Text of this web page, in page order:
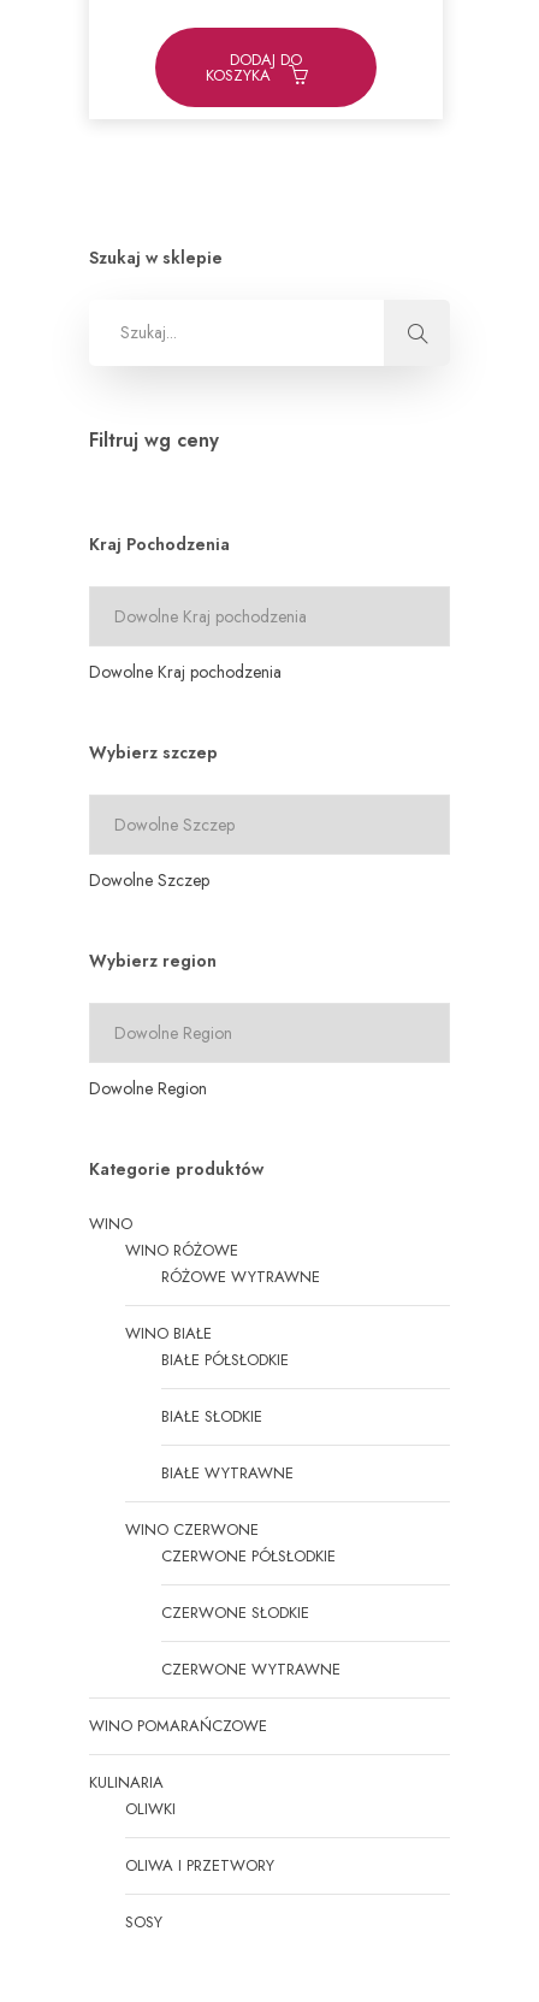
DODAJ DO
KOSZYKA
Szukaj w sklepie
Filtruj wg ceny
Kraj Pochodzenia
Dowolne Kraj pochodzenia
Wybierz szczep
Dowolne Szczep
Wybierz region
Dowolne Region
Kategorie produktów
WINO
WINO RÓŻOWE
RÓŻOWE WYTRAWNE
WINO BIAŁE
BIAŁE PÓŁSŁODKIE
BIAŁE SŁODKIE
BIAŁE WYTRAWNE
WINO CZERWONE
CZERWONE PÓŁSŁODKIE
CZERWONE SŁODKIE
CZERWONE WYTRAWNE
WINO POMARAŃCZOWE
KULINARIA
OLIWKI
OLIWA I PRZETWORY
SOSY